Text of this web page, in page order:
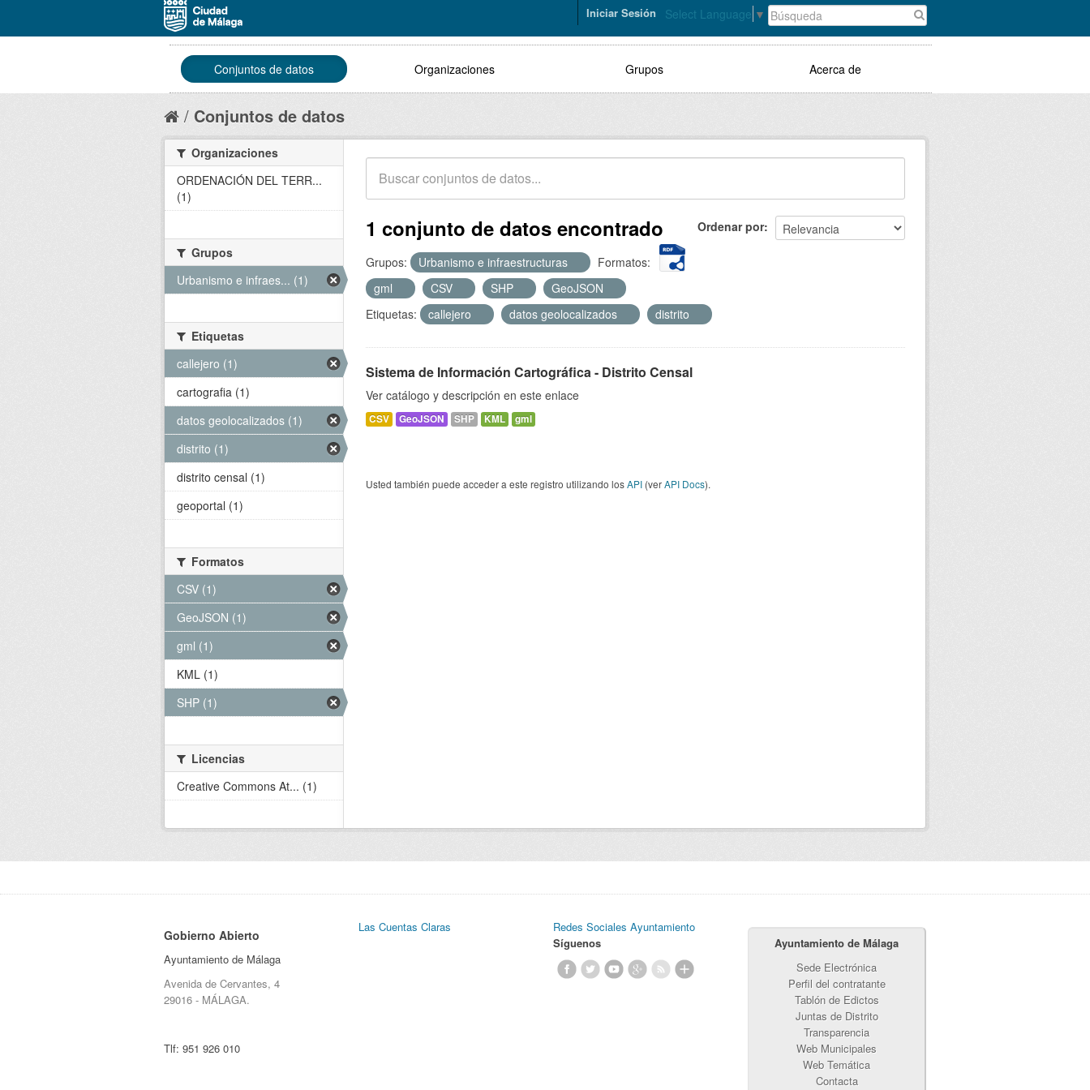
Select Language ▼
Iniciar Sesión
Conjuntos de datos Organizaciones Grupos Acerca de
Conjuntos de datos
Ordenar por
1 conjunto de datos encontrado
Grupos: Urbanismo e infraestructuras
Formatos:
gml
CSV SHP
GeoJSON
Etiquetas:
callejero datos geolocalizados distrito
Sistema de Información Cartográfica - Distrito Censal
Ver catálogo y descripción en este enlace
CSV GeoJSON SHP KML gml
Usted también puede acceder a este registro utilizando losAPI (verAPI Docs).
Organizaciones
ORDENACIÓN DEL TERR...
(1)
Grupos
Urbanismo e infraes... (1)
Etiquetas
callejero (1)
cartografia (1)
datos geolocalizados (1)
distrito (1)
distrito censal (1)
geoportal (1)
Formatos
CSV (1)
GeoJSON (1)
gml (1)
KML (1)
SHP (1)
Licencias
Creative Commons At... (1)
Gobierno Abierto
Ayuntamiento de Málaga
Avenida de Cervantes, 4
29016 - MÁLAGA.
Tlf: 951 926 010
Las Cuentas Claras
Redes Sociales Ayuntamiento
Síguenos
Ayuntamiento de Málaga
Sede Electrónica
Perfil del contratante
Tablón de Edictos
Juntas de Distrito
Transparencia
Web Municipales
Web Temática
Contacta